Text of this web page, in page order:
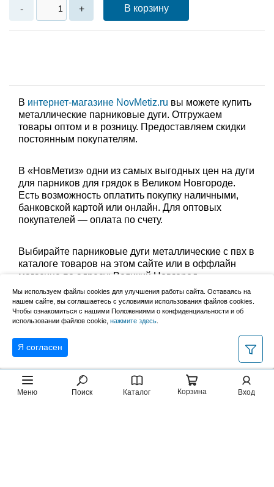
Меню Поиск Каталог Корзина Вход
- + В корзину
В интернет-магазине NovMetiz.ru вы можете купить
металлические парниковые дуги. Отгружаем
товары оптом и в розницу. Предоставляем скидки
постоянным покупателям.
В «НовМетиз» одни из самых выгодных цен на дуги
для парников для грядок в Великом Новгороде.
Есть возможность оплатить покупку наличными,
банковской картой или онлайн. Для оптовых
покупателей — оплата по счету.
Выбирайте парниковые дуги металлические с пвх в
каталоге товаров на этом сайте или в оффлайн
магазине по адресу: Великий Новгород,
Сырковское шоссе, 8а (по будням с 9:00 до 17:00, в
субботу с 9:00 до 13:00). Забрать заказ можно
лично в пункте выдачи или оформить доставку до
дома.
Мы используем файлы cookies для улучшения работы сайта. Оставаясь на
нашем сайте, вы соглашаетесь с условиями использования файлов cookies.
Чтобы ознакомиться с нашими Положениями о конфиденциальности и об
использовании файлов cookie, нажмите здесь
Я согласен